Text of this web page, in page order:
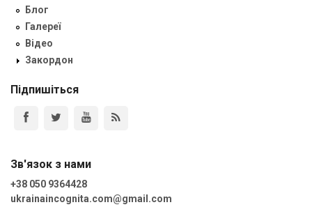
Блог
Галереї
Відео
Закордон
Підпишіться
Зв'язок з нами
+38 050 9364428
ukrainaincognita.com@gmail.com